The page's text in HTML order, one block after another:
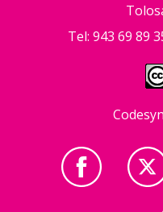
Tel: 943 69 89